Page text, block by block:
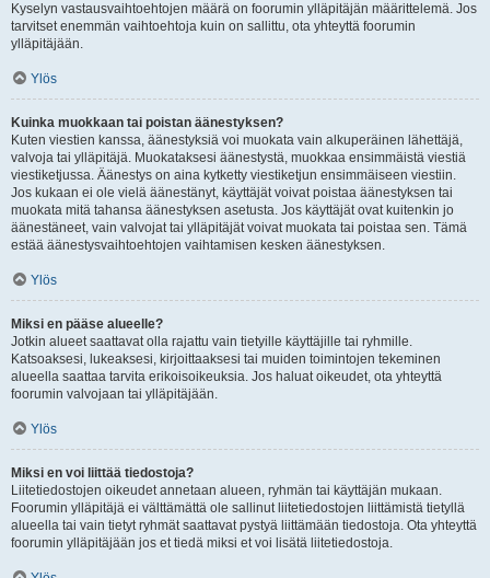
Kyselyn vastausvaihtoehtojen määrä on foorumin ylläpitäjän määrittelemä. Jos
tarvitset enemmän vaihtoehtoja kuin on sallittu, ota yhteyttä foorumin
ylläpitäjään.
Ylös
Kuinka muokkaan tai poistan äänestyksen?
Kuten viestien kanssa, äänestyksiä voi muokata vain alkuperäinen lähettäjä,
valvoja tai ylläpitäjä. Muokataksesi äänestystä, muokkaa ensimmäistä viestiä
viestiketjussa. Äänestys on aina kytketty viestiketjun ensimmäiseen viestiin.
Jos kukaan ei ole vielä äänestänyt, käyttäjät voivat poistaa äänestyksen tai
muokata mitä tahansa äänestyksen asetusta. Jos käyttäjät ovat kuitenkin jo
äänestäneet, vain valvojat tai ylläpitäjät voivat muokata tai poistaa sen. Tämä
estää äänestysvaihtoehtojen vaihtamisen kesken äänestyksen.
Ylös
Miksi en pääse alueelle?
Jotkin alueet saattavat olla rajattu vain tietyille käyttäjille tai ryhmille.
Katsoaksesi, lukeaksesi, kirjoittaaksesi tai muiden toimintojen tekeminen
alueella saattaa tarvita erikoisoikeuksia. Jos haluat oikeudet, ota yhteyttä
foorumin valvojaan tai ylläpitäjään.
Ylös
Miksi en voi liittää tiedostoja?
Liitetiedostojen oikeudet annetaan alueen, ryhmän tai käyttäjän mukaan.
Foorumin ylläpitäjä ei välttämättä ole sallinut liitetiedostojen liittämistä tietyllä
alueella tai vain tietyt ryhmät saattavat pystyä liittämään tiedostoja. Ota yhteyttä
foorumin ylläpitäjään jos et tiedä miksi et voi lisätä liitetiedostoja.